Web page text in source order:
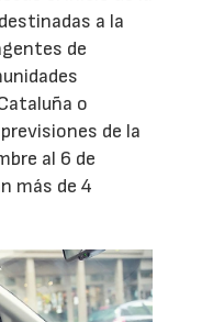
a la
de
o
de la
al 6 de
más de 4